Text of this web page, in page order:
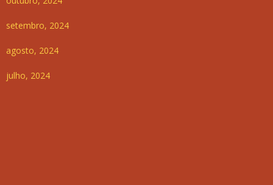
setembro, 2024
agosto, 2024
julho, 2024